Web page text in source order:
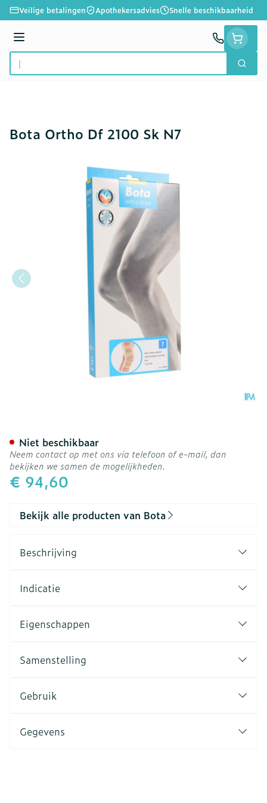
Ga naar de inhoud
Veilige betalingen Apothekersadvies Snelle beschikbaarheid
Menu
Product, merk, categorie...
Zoek
Bota Ortho Df 2100 Sk N7
€ 94,60
Niet beschikbaar
Neem contact op met ons via telefoon of e-mail, dan
bekijken we samen de mogelijkheden.
Bekijk alle producten van Bota
Beschrijving
Indicatie
Eigenschappen
Samenstelling
Gebruik
Gegevens